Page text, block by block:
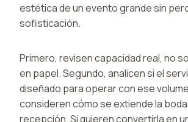
estética de un evento grande sin
sofisticación.
Primero, revisen capacidad real, no
en papel. Segundo, analicen si el
diseñado para operar con ese
consideren cómo se extiende la boda
recepción. Si quieren convertirla en